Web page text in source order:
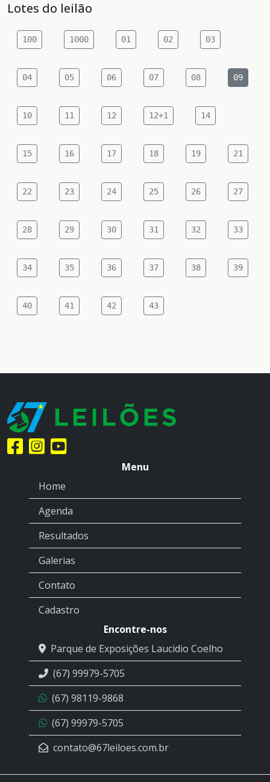
Lotes do leilão
100 1000 01 02 03
04 05 06 07 08 09
10 11 12 12+1 14
15 16 17 18 19 21
22 23 24 25 26 27
28 29 30 31 32 33
34 35 36 37 38 39
40 41 42 43
Menu
Home
Agenda
Resultados
Galerias
Contato
Cadastro
Encontre-nos
Parque de Exposições Laucidio Coelho
(67) 99979-5705
(67) 98119-9868
(67) 99979-5705
contato@67leiloes.com.br